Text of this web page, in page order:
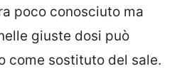
poco conosciuto ma
giuste dosi può
come sostituto del sale.